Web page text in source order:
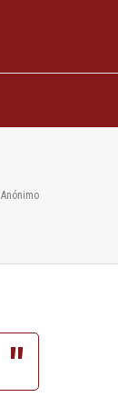
Anónimo